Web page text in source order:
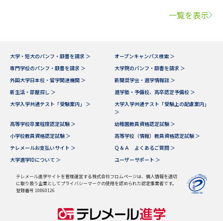
一覧を表示
大学・短大のパンフ・願書を請求 ＞
オープンキャンパス検索 ＞
専門学校のパンフ・願書を請求 ＞
大学院のパンフ・願書を請求 ＞
外国大学日本校・留学関連機関 ＞
新聞奨学会・進学情報誌 ＞
新生活・部屋探し ＞
進学塾・予備校、高卒認定予備校 ＞
大学入学共通テスト「受験案内」 ＞
大学入学共通テスト「受験上の配慮案内」
＞
高等学校卒業程度認定試験 ＞
幼稚園教員資格認定試験 ＞
小学校教員資格認定試験 ＞
高等学校（情報）教員資格認定試験 ＞
テレメールお支払いサイト ＞
Ｑ＆Ａ よくあるご質問 ＞
大学進学IDについて ＞
ユーザーサポート ＞
テレメール進学サイトを管理運営する株式会社フロムページは、個人情報を適切
に取り扱う企業としてプライバシーマークの使用を認められた認定事業者です。
登録番号 10860126